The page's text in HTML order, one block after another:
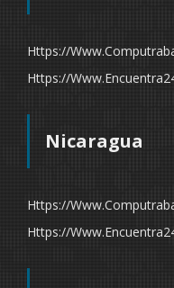
Https://
Https://
Nicaragua
Https://
Https://